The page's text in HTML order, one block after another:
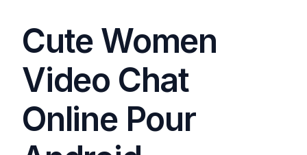
Cute Women
Video Chat
Online Pour